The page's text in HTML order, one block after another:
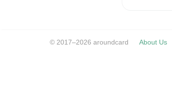
© 2017–2026 aroundcard About Us